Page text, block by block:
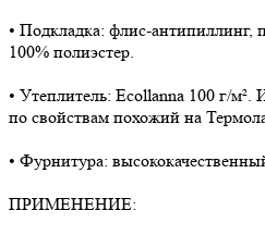
• Подкладка: флис-антипиллинг,
100% полиэстер.
• Утеплитель: Ecollanna 100 г/м².
по свойствам похожий на
• Фурнитура:
ПРИМЕНЕНИЕ: